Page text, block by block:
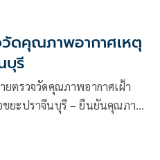
ดคุณภาพอากาศเหตุ
บุรี
ยตรวจวัดคุณภาพอากาศเฝ้า
ขยะปราจีนบุรี – ยืนยันคุณภาพ